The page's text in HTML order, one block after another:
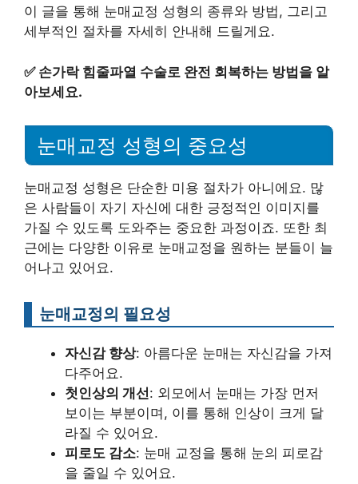
이 글을 통해 눈매교정 성형의 종류와 방법, 그리고
세부적인 절차를 자세히 안내해 드릴게요.
✅ 손가락 힘줄파열 수술로 완전 회복하는 방법을 알
아보세요.
눈매교정 성형의 중요성
눈매교정 성형은 단순한 미용 절차가 아니에요. 많
은 사람들이 자기 자신에 대한 긍정적인 이미지를
가질 수 있도록 도와주는 중요한 과정이죠. 또한 최
근에는 다양한 이유로 눈매교정을 원하는 분들이 늘
어나고 있어요.
눈매교정의 필요성
자신감 향상: 아름다운 눈매는 자신감을 가져
다주어요.
첫인상의 개선: 외모에서 눈매는 가장 먼저
보이는 부분이며, 이를 통해 인상이 크게 달
라질 수 있어요.
피로도 감소: 눈매 교정을 통해 눈의 피로감
을 줄일 수 있어요.